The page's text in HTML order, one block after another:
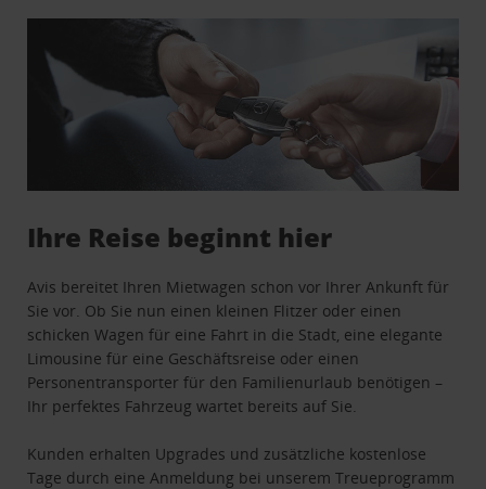
Ihre Reise beginnt hier
Avis bereitet Ihren Mietwagen schon vor Ihrer Ankunft für
Sie vor. Ob Sie nun einen kleinen Flitzer oder einen
schicken Wagen für eine Fahrt in die Stadt, eine elegante
Limousine für eine Geschäftsreise oder einen
Personentransporter für den Familienurlaub benötigen –
Ihr perfektes Fahrzeug wartet bereits auf Sie.
Kunden erhalten Upgrades und zusätzliche kostenlose
Tage durch eine Anmeldung bei unserem Treueprogramm